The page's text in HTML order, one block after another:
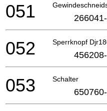
051
Sperrknopf
052
Schalter
053